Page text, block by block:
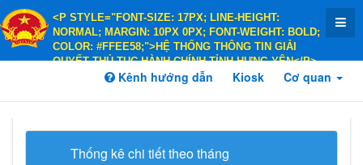
<P STYLE="FONT-SIZE: 17PX; LINE-HEIGHT:
NORMAL; MARGIN: 10PX 0PX; FONT-WEIGHT: BOLD;
COLOR: #FFEE58;">HỆ THỐNG THÔNG TIN GIẢI
QUYẾT THỦ TỤC HÀNH CHÍNH TỈNH HƯNG YÊN</P>
<P STYLE="FONT-SIZE: 14PX; LINE-HEIGHT:
COLOR: #FFEE58;">HÀNH CHÍNH PHỤC VỤ</P>
Kênh hướng dẫn Kiosk Cơ quan
Thống kê chi tiết theo tháng